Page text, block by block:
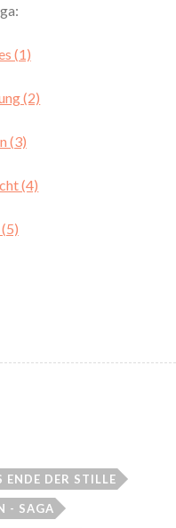
(1)
(2)
(3)
(4)
ENDE DER STILLE
- SAGA